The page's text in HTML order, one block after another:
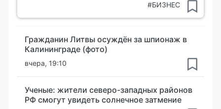
#БИЗНЕС
Гражданин Литвы осуждён за шпионаж в
Калининграде (фото)
вчера, 19:10
Ученые: жители северо-западных районов
РФ смогут увидеть солнечное затмение